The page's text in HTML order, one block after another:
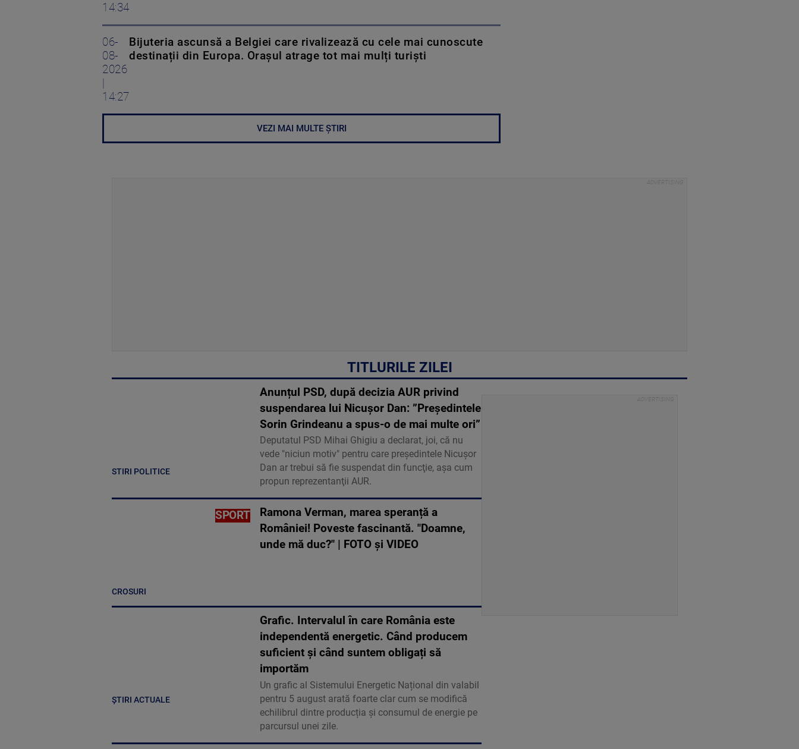
14:34
06-
08-
2026
14:27
Bijuteria ascunsă a Belgiei care rivalizează cu cele mai cunoscute
destinații din Europa. Orașul atrage tot mai mulți turiști
VEZI MAI MULTE ȘTIRI
TITLURILE ZILEI
STIRI POLITICE
Anunțul PSD, după decizia AUR privind
suspendarea lui Nicușor Dan: ”Președintele
Sorin Grindeanu a spus-o de mai multe ori”
Deputatul PSD Mihai Ghigiu a declarat, joi, că nu
vede "niciun motiv" pentru care preşedintele Nicuşor
Dan ar trebui să fie suspendat din funcţie, aşa cum
propun reprezentanţii AUR.
CROSURI
SPORT
Ramona Verman, marea speranță a
României! Poveste fascinantă. "Doamne,
unde mă duc?" | FOTO și VIDEO
ȘTIRI ACTUALE
Grafic. Intervalul în care România este
independentă energetic. Când producem
suficient și când suntem obligați să
importăm
Un grafic al Sistemului Energetic Național din valabil
pentru 5 august arată foarte clar cum se modifică
echilibrul dintre producția și consumul de energie pe
parcursul unei zile.